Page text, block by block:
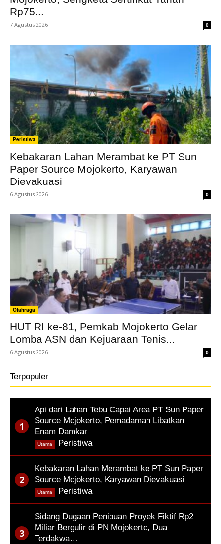
Rp75...
7 Agustus 2026 0
Peristiwa
Kebakaran Lahan Merambat ke PT Sun
Paper Source Mojokerto, Karyawan
Dievakuasi
6 Agustus 2026 0
Olahraga
HUT RI ke-81, Pemkab Mojokerto Gelar
Lomba ASN dan Kejuaraan Tenis...
6 Agustus 2026 0
Terpopuler
Api dari Lahan Tebu Capai Area PT Sun Paper
Source Mojokerto, Pemadaman Libatkan
Enam Damkar
Peristiwa
Utama
Kebakaran Lahan Merambat ke PT Sun Paper
Source Mojokerto, Karyawan Dievakuasi
Peristiwa
Utama
Sidang Dugaan Penipuan Proyek Fiktif Rp2
Miliar Bergulir di PN Mojokerto, Dua
Terdakwa…